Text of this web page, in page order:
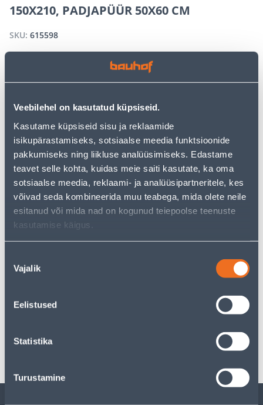
Veebilehel on kasutatud küpsiseid.
Kasutame küpsiseid sisu ja reklaamide
isikupärastamiseks, sotsiaalse meedia funktsioonide
pakkumiseks ning liikluse analüüsimiseks. Edastame
teavet selle kohta, kuidas meie saiti kasutate, ka oma
sotsiaalse meedia, reklaami- ja analüüsipartneritele, kes
võivad seda kombineerida muu teabega, mida olete neile
esitanud või mida nad on kogunud teiepoolse teenuste
kasutamise käigus.
valik
Vajalik
Eelistused
Statistika
Turustamine
150X210, PADJAPÜÜR 50X60 CM
SKU: 615598
We apologize, but we inform you that the desired
product is currently temporarily out of stock due to
high demand. However, we offer excellent alternatives
from the same
product category
just as much joy!
But your shopping pleasure doesn't have to end here -
you can continue your research by returningto the
homepage or use our powerful search function to
discover even more great options. Happy shopping!
Specification
Transport